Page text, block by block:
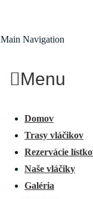
Main Navigation
Menu
Domov
Trasy vláčikov
Rezervácie
Naše vláčiky
Galéria